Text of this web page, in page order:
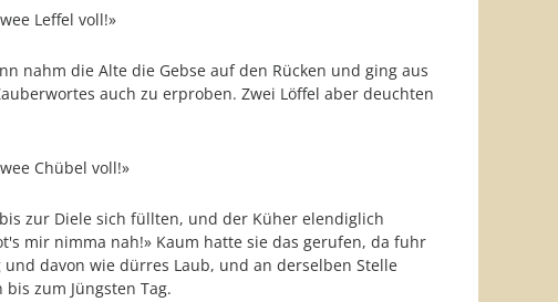
voll!»
nahm die Alte die Gebse auf den Rücken und ging aus
auch zu erproben. Zwei Löffel aber deuchten
voll!»
zur Diele sich füllten, und der Küher elendiglich
mir nimma nah!» Kaum hatte sie das gerufen, da fuhr
davon wie dürres Laub, und an derselben Stelle
zum Jüngsten Tag.